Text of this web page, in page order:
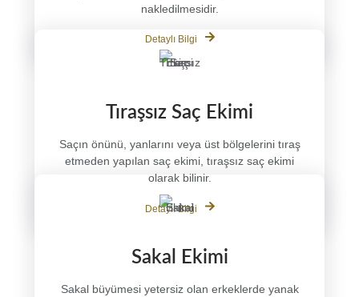
nakledilmesidir.
Detaylı Bilgi
Tıraşsız Saç Ekimi
Saçın önünü, yanlarını veya üst bölgelerini tıraş
etmeden yapılan saç ekimi, tıraşsız saç ekimi
olarak bilinir.
Detaylı Bilgi
Sakal Ekimi
Sakal büyümesi yetersiz olan erkeklerde yanak